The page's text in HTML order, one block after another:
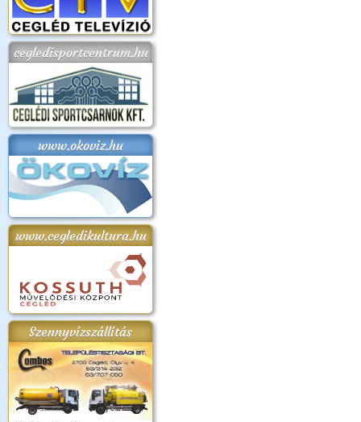
cegledisportcentrum.hu
www.okoviz.hu
www.cegledikultura.hu
Szennyvízszállítás
2018.
Kossuth Toborzó
Ünnepély
Szent István Ünnepe
(2017. 08. 20.)